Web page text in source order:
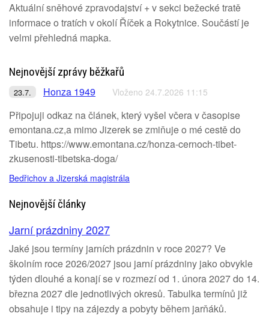
Aktuální sněhové zpravodajství + v sekci bežecké tratě
informace o tratích v okolí Říček a Rokytnice. Součástí je
velmi přehledná mapka.
Nejnovější zprávy běžkařů
23.7. Honza 1949 Vloženo 24.7.2026 11:15
Připojuji odkaz na článek, který vyšel včera v časopise
emontana.cz,a mimo Jizerek se zmiňuje o mé cestě do
Tibetu. https://www.emontana.cz/honza-cernoch-tibet-
zkusenosti-tibetska-doga/
Bedřichov a Jizerská magistrála
Nejnovější články
Jarní prázdniny 2027
Jaké jsou termíny jarních prázdnin v roce 2027? Ve
školním roce 2026/2027 jsou jarní prázdniny jako obvykle
týden dlouhé a konají se v rozmezí od 1. února 2027 do 14.
března 2027 dle jednotlivých okresů. Tabulka termínů již
obsahuje i tipy na zájezdy a pobyty během jarňáků.